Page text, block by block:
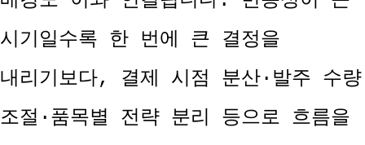
시기일수록 한 번에 큰 결정을
내리기보다, 결제 시점 분산·발주 수량
조절·품목별 전략 분리 등으로 흐름을